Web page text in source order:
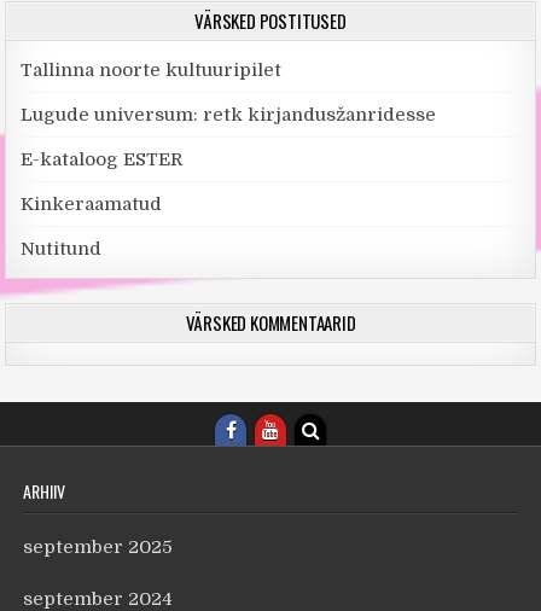
VÄRSKED POSTITUSED
Tallinna noorte kultuuripilet
Lugude universum: retk kirjandusžanridesse
E-kataloog ESTER
Kinkeraamatud
Nutitund
VÄRSKED KOMMENTAARID
ARHIIV
september 2025
september 2024